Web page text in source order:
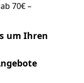
70€ –
um Ihren